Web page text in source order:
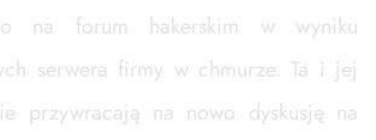
na forum hakerskim w wyniku
serwera firmy w chmurze. Ta i jej
przywracają na nowo dyskusję na